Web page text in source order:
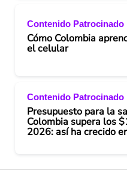
Contenido Patrocinado
Cómo Colombia
el celular
Contenido Patrocinado
Presupuesto para la
Colombia supera los
2026: así ha crecido